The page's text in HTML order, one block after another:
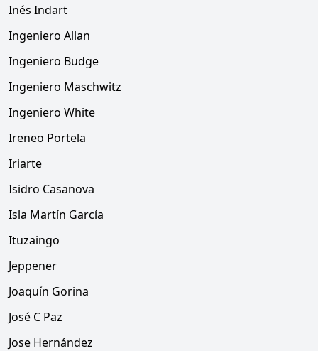
Inés Indart
Ingeniero Allan
Ingeniero Budge
Ingeniero Maschwitz
Ingeniero White
Ireneo Portela
Iriarte
Isidro Casanova
Isla Martín García
Ituzaingo
Jeppener
Joaquín Gorina
José C Paz
Jose Hernández